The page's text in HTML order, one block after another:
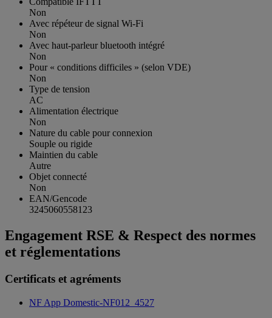
Non
Avec répéteur de signal Wi-Fi
Non
Avec haut-parleur bluetooth intégré
Non
Pour « conditions difficiles » (selon VDE)
Non
Type de tension
AC
Alimentation électrique
Non
Nature du cable pour connexion
Souple ou rigide
Maintien du cable
Autre
Objet connecté
Non
EAN/Gencode
3245060558123
Engagement RSE & Respect des normes
et réglementations
Certificats et agréments
NF App Domestic-NF012_4527